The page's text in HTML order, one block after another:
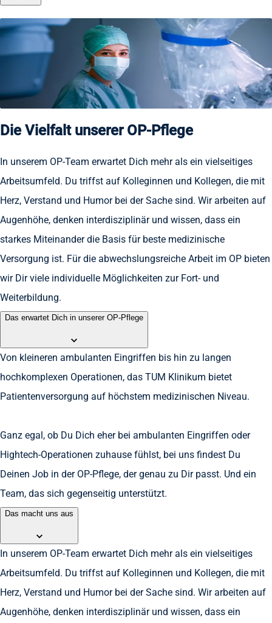
OP-Pflege
Von kleinen ambulanten Eingriffen bis hin zu langen und
hochkomplexen Operationen, das TUM Klinikum bietet
Patientenversorgung auf höchstem medizinischen Niveau.
Die Vielfalt unserer OP-Pflege
In unserem OP-Team erwartet Dich mehr als ein vielseitiges
Arbeitsumfeld. Du triffst auf Kolleginnen und Kollegen, die mit
Herz, Verstand und Humor bei der Sache sind. Wir arbeiten auf
Augenhöhe, denken interdisziplinär und wissen, dass ein
starkes Miteinander die Basis für beste medizinische
Versorgung ist. Für die abwechslungsreiche Arbeit im OP bieten
wir Dir viele individuelle Möglichkeiten zur Fort- und
Weiterbildung.
Das erwartet Dich in unserer OP-Pflege
Von kleineren ambulanten Eingriffen bis hin zu langen
hochkomplexen Operationen, das TUM Klinikum bietet
Patientenversorgung auf höchstem medizinischen Niveau.
Ganz egal, ob Du Dich eher bei ambulanten Eingriffen oder
Hightech-Operationen zuhause fühlst, bei uns findest Du
Deinen Job in der OP-Pflege, der genau zu Dir passt. Und ein
Team, das sich gegenseitig unterstützt.
Das macht uns aus
In unserem OP-Team erwartet Dich mehr als ein vielseitiges
Arbeitsumfeld. Du triffst auf Kolleginnen und Kollegen, die mit
Herz, Verstand und Humor bei der Sache sind. Wir arbeiten auf
Augenhöhe, denken interdisziplinär und wissen, dass ein